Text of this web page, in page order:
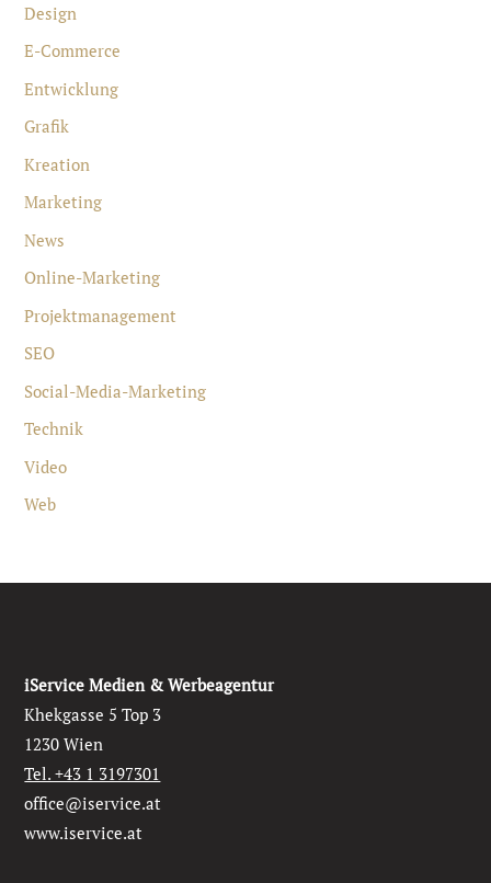
Design
E-Commerce
Entwicklung
Grafik
Kreation
Marketing
News
Online-Marketing
Projektmanagement
SEO
Social-Media-Marketing
Technik
Video
Web
iService Medien & Werbeagentur
Khekgasse 5 Top 3
1230 Wien
Tel. +43 1 3197301
office@iservice.at
www.iservice.at